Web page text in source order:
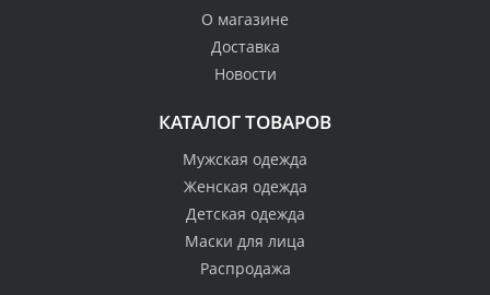
О магазине
Доставка
Новости
КАТАЛОГ ТОВАРОВ
Мужская одежда
Женская одежда
Детская одежда
Маски для лица
Распродажа